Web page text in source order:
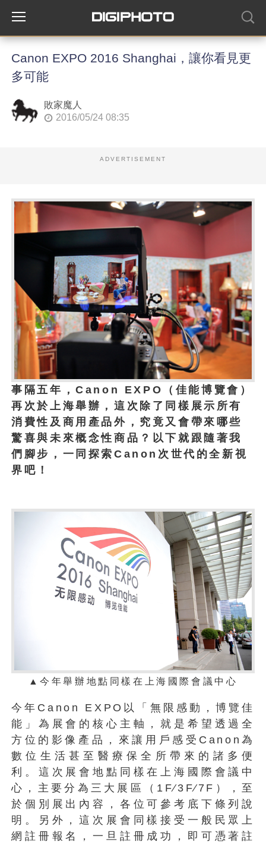
Canon EXPO 2016 Shanghai，讓你看見更
多可能
敗家魔人
2016/05/24 08:35
ADVERTISEMENT
事隔五年，Canon EXPO（佳能博覽會）
再次於上海舉辦，這次除了同樣展示所有
消費性及商用產品外，究竟又會帶來哪些
驚喜與未來概念性商品？以下就跟隨著我
們腳步，一同探索Canon次世代的全新視
界吧！
▲今年舉辦地點同樣在上海國際會議中心
今年Canon EXPO以「無限感動，博覽佳
能」為展會的核心主軸，就是希望透過全
方位的影像產品，來讓用戶感受Canon為
數位生活甚至醫療保全所帶來的諸多便
利。這次展會地點同樣在上海國際會議中
心，主要分為三大展區（1F∕3F∕7F），至
於個別展出內容，各位可參考底下條列說
明。另外，這次展會同樣接受一般民眾上
網註冊報名，一旦註冊成功，即可憑著註